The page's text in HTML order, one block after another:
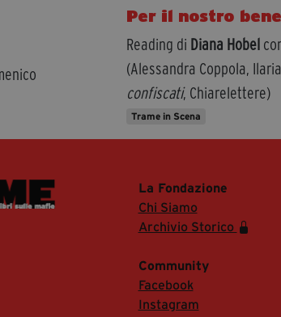
Per il nostro bene
Reading di Diana Hobel
(Alessandra Coppola,
confiscati, Chiarelettere)
Trame in Scena
La Fondazione
Chi Siamo
Archivio Storico
Community
Facebook
Instagram